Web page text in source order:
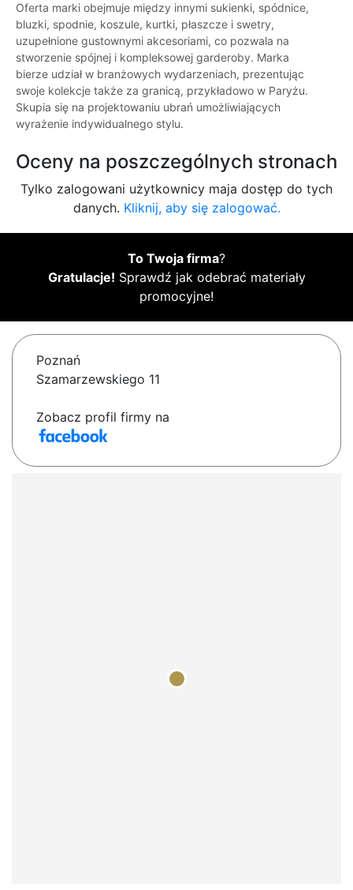
Oferta marki obejmuje między innymi sukienki, spódnice,
bluzki, spodnie, koszule, kurtki, płaszcze i swetry,
uzupełnione gustownymi akcesoriami, co pozwala na
stworzenie spójnej i kompleksowej garderoby. Marka
bierze udział w branżowych wydarzeniach, prezentując
swoje kolekcje także za granicą, przykładowo w Paryżu.
Skupia się na projektowaniu ubrań umożliwiających
wyrażenie indywidualnego stylu.
Oceny na poszczególnych stronach
Tylko zalogowani użytkownicy maja dostęp do tych
danych. Kliknij, aby się zalogować.
To Twoja firma?
Gratulacje! Sprawdź jak odebrać materiały
promocyjne!
Poznań
Szamarzewskiego 11
Zobacz profil firmy na